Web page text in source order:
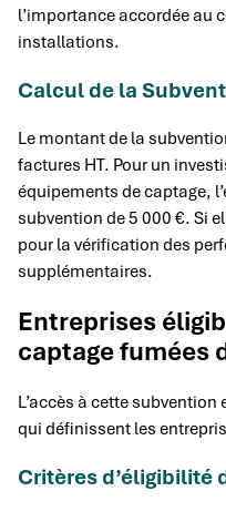
l’importance accordée au
installations.
Calcul de la
Le montant de la
factures HT. Pour un
équipements de captage,
subvention de 5 000 €. Si
pour la vérification des
supplémentaires.
Entreprises
captage fumées
L’accès à cette
qui définissent les
Critères d’éligibilité